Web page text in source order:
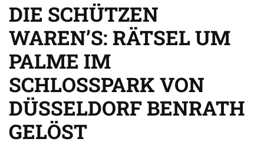
DIE SCHÜTZEN
WAREN’S: RÄTSEL UM
PALME IM
SCHLOSSPARK VON
DÜSSELDORF BENRATH
GELÖST